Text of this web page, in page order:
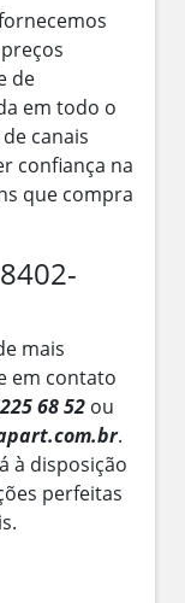
de
em todo o
canais
confiança na
que compra
mais
em contato
68 52 ou
.
à disposição
perfeitas